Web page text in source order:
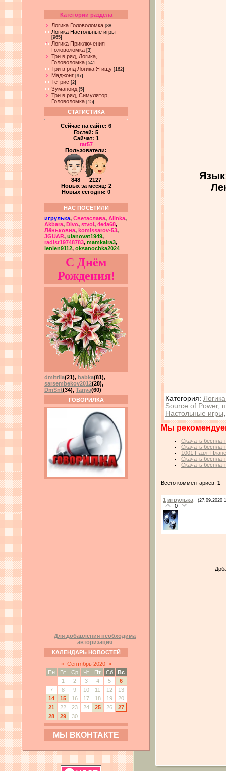
Категории раздела
Логика Головоломка [88]
Логика Настольные игры
[965]
Логика Приключения
Головоломка [3]
Три в ряд, Логика,
Головоломка [541]
Три в ряд Логика Я ищу [162]
Маджонг [97]
Тетрис [2]
Зуманоид [5]
Три в ряд, Симулятор,
Головоломка [15]
СТАТИСТИКА
Сейчас на сайте: 6
Гостей: 5
Сайчат: 1
tat57
Пользователи:
848 2127
Новых за месяц: 2
Новых сегодня: 0
НАС ПОСЕТИЛИ
игрулька, Светаслава, Alinka,
Akbara, Divo, stvol , 4e4a68,
Лёньковна, komissarov-53,
JGUAR, ulanovat1949,
radist19748783, mamkaira3,
lenlen9112, oksanochka2024
С Днём
Рождения!
dmitriia(21), babka(81),
sarsembekov2012(28),
DmSnt(34), Tanya(60)
ГОВОРИЛКА
Для добавления необходима
авторизация
КАЛЕНДАРЬ НОВОСТЕЙ
« Сентябрь 2020 »
Пн
Вт Ср Чт Пт Сб
Вс
1
2 3 4 5
6
7
8 9 10 11 12
13
14
15 16 17 18 19
20
21
22 23 24 25 26
27
28
29 30
МЫ ВКОНТАКТЕ
Категория:
Source of Power,
Настольные игры
Мы
Скачать
Скачать
1001 Пазл:
Скачать
Скачать
Всего комментариев: 1
1 игрулька (27.09.2020
0